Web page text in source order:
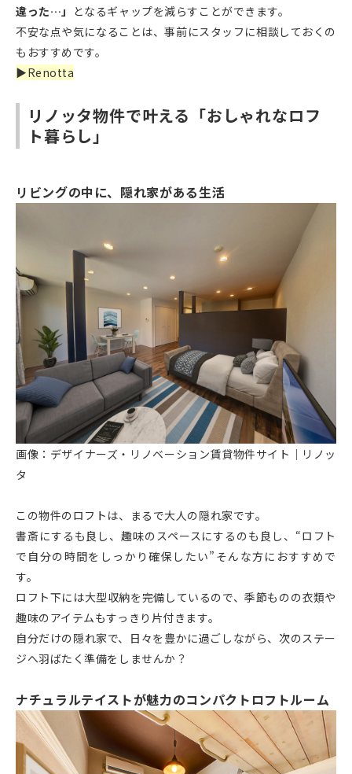
違った…」 となるギャップを減らすことができます。
不安な点や気になることは、事前にスタッフに相談しておくの
もおすすめです。
▶︎Renotta
リノッタ物件で叶える「おしゃれなロフ
ト暮らし」
リビングの中に、隠れ家がある生活
画像：デザイナーズ・リノベーション賃貸物件サイト｜リノッ
タ
この物件のロフトは、まるで大人の隠れ家です。
書斎にするも良し、趣味のスペースにするのも良し、“ロフト
で自分の時間をしっかり確保したい”そんな方におすすめで
す。
ロフト下には大型収納を完備しているので、季節ものの衣類や
趣味のアイテムもすっきり片付きます。
自分だけの隠れ家で、日々を豊かに過ごしながら、次のステー
ジへ羽ばたく準備をしませんか？
ナチュラルテイストが魅力のコンパクトロフトルーム